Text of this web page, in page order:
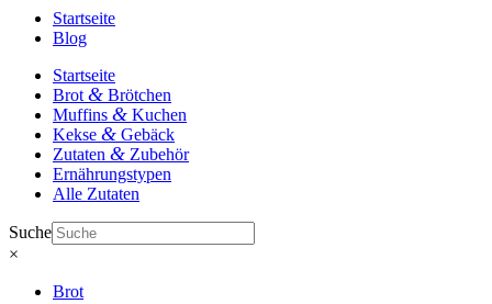
Startseite
Blog
Startseite
Brot & Brötchen
Muffins & Kuchen
Kekse & Gebäck
Zutaten & Zubehör
Ernährungstypen
Alle Zutaten
Suche
×
Brot